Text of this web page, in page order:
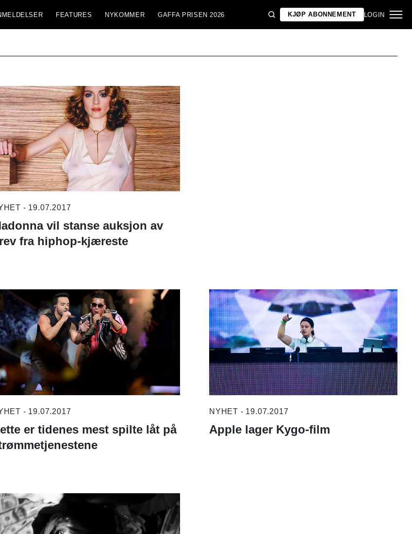
FEATURES NYKOMMER GAFFA PRISEN 2026 KJØP ABONNEMENT LOGIN
- 19.07.2017
vil stanse auksjon av
fra hiphop-kjæreste
- 19.07.2017
er tidenes mest spilte låt på
NYHET - 19.07.2017
Apple lager Kygo-film